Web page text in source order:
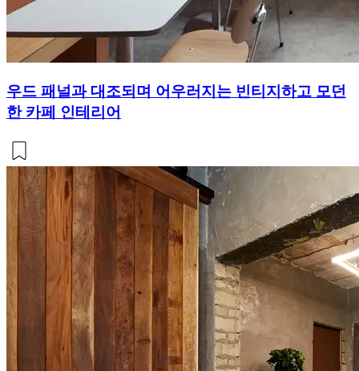
우드 패널과 대조되며 어우러지는 빈티지하고 모던
한 카페 인테리어